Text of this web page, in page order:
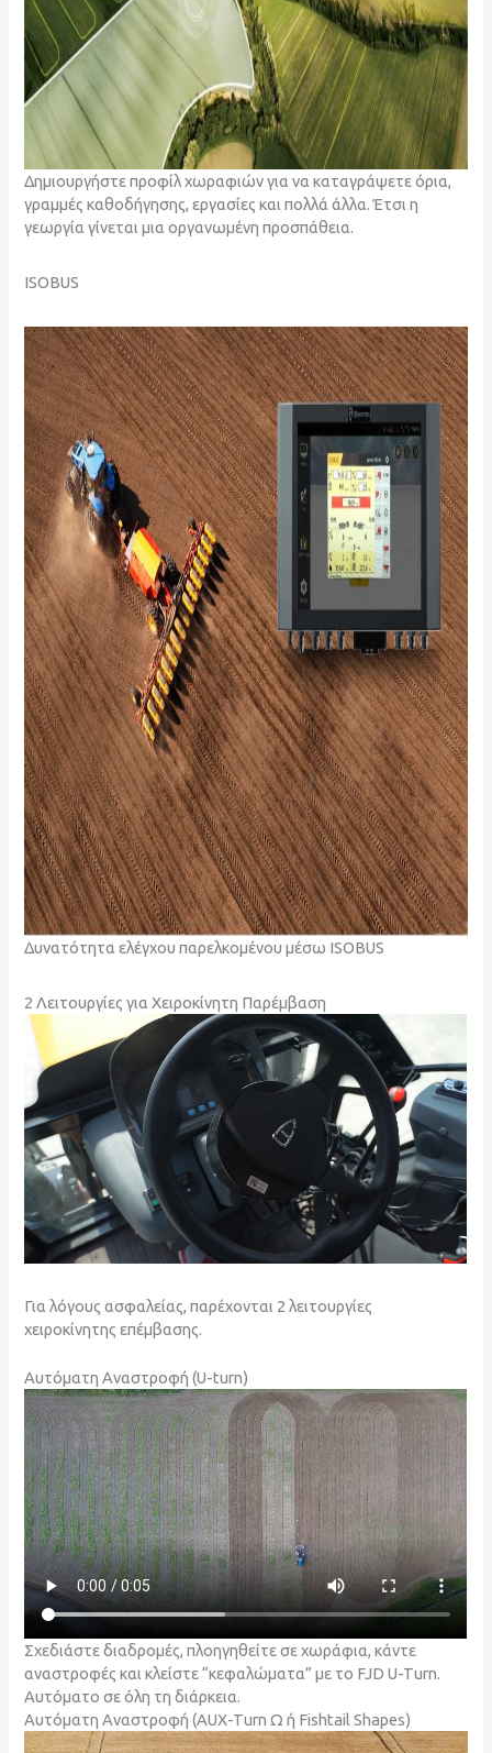
Δημιουργήστε προφίλ χωραφιών για να καταγράψετε όρια,
γραμμές καθοδήγησης, εργασίες και πολλά άλλα. Έτσι η
γεωργία γίνεται μια οργανωμένη προσπάθεια.
ISOBUS
Δυνατότητα ελέγχου παρελκομένου μέσω ISOBUS
2 Λειτουργίες για Χειροκίνητη Παρέμβαση
Για λόγους ασφαλείας, παρέχονται 2 λειτουργίες
χειροκίνητης επέμβασης.
Αυτόματη Αναστροφή (U-turn)
Σχεδιάστε διαδρομές, πλοηγηθείτε σε χωράφια, κάντε
αναστροφές και κλείστε “κεφαλώματα” με το FJD U-Turn.
Αυτόματο σε όλη τη διάρκεια.
Αυτόματη Αναστροφή (AUX-Turn Ω ή Fishtail Shapes)